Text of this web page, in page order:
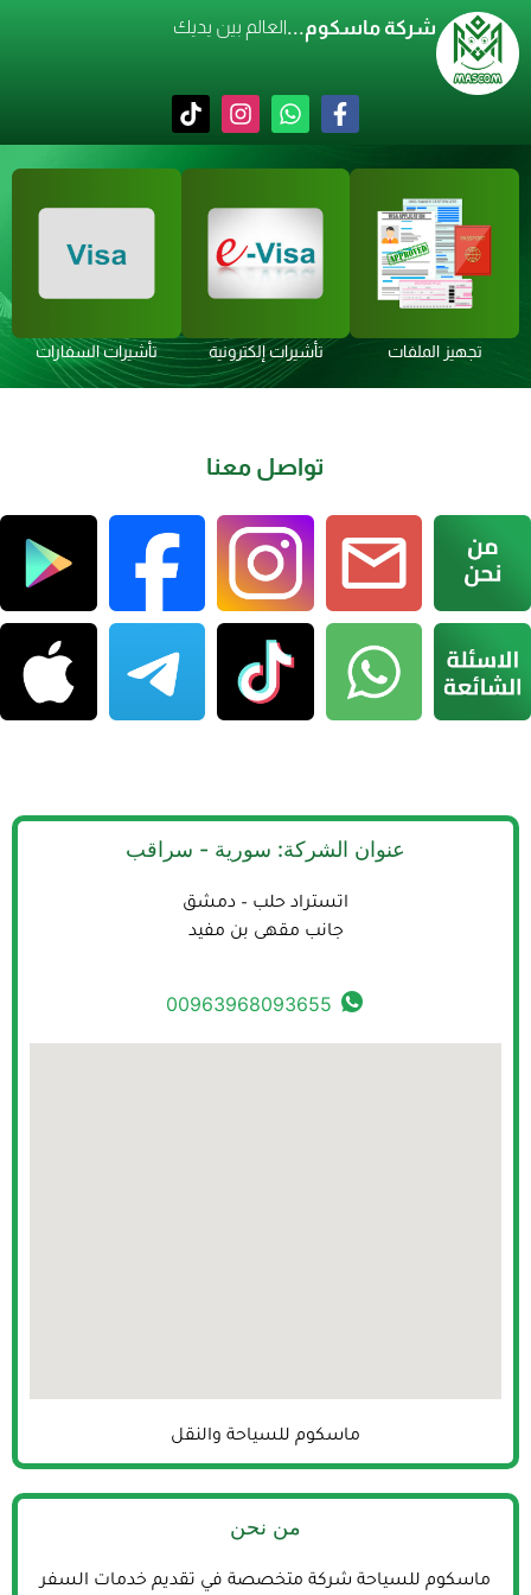
شركة ماسكوم...العالم بين يديك
تجهيز الملفات تأشيرات إلكترونية تأشيرات السفارات
تواصل معنا
عنوان الشركة: سورية - سراقب
اتستراد حلب – دمشق
جانب مقهى بن مفيد
00963968093655
ماسكوم للسياحة والنقل
من نحن
ماسكوم للسياحة شركة متخصصة في تقديم خدمات السفر